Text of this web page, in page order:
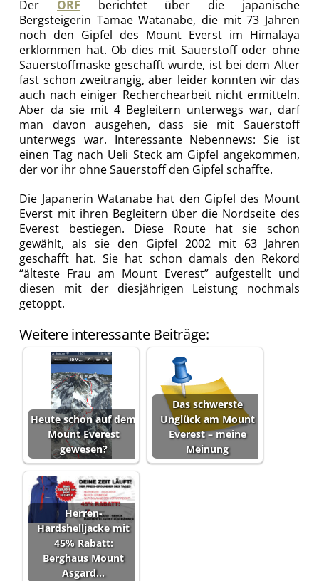
Der ORF berichtet über die japanische
Bergsteigerin Tamae Watanabe, die mit 73 Jahren
noch den Gipfel des Mount Everst im Himalaya
erklommen hat. Ob dies mit Sauerstoff oder ohne
Sauerstoffmaske geschafft wurde, ist bei dem Alter
fast schon zweitrangig, aber leider konnten wir das
auch nach einiger Recherchearbeit nicht ermitteln.
Aber da sie mit 4 Begleitern unterwegs war, darf
man davon ausgehen, dass sie mit Sauerstoff
unterwegs war. Interessante Nebennews: Sie ist
einen Tag nach Ueli Steck am Gipfel angekommen,
der vor ihr ohne Sauerstoff den Gipfel schaffte.
Die Japanerin Watanabe hat den Gipfel des Mount
Everst mit ihren Begleitern über die Nordseite des
Everest bestiegen. Diese Route hat sie schon
gewählt, als sie den Gipfel 2002 mit 63 Jahren
geschafft hat. Sie hat schon damals den Rekord
“älteste Frau am Mount Everest” aufgestellt und
diesen mit der diesjährigen Leistung nochmals
getoppt.
Weitere interessante Beiträge:
Heute schon auf dem
Mount Everest
gewesen?
Das schwerste
Unglück am Mount
Everest – meine
Meinung
Herren-
Hardshelljacke mit
45% Rabatt:
Berghaus Mount
Asgard…